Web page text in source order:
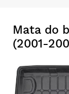
Mata do
(2001-